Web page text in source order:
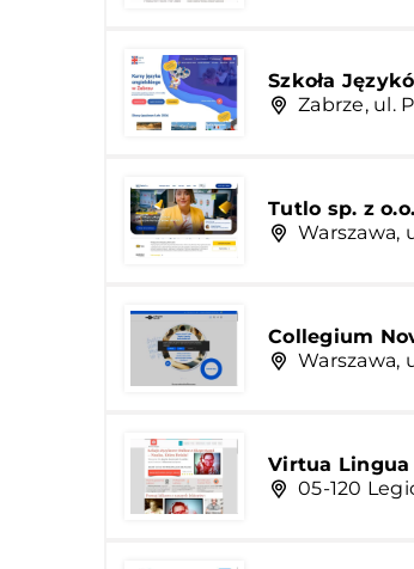
Szkoła
Zabrze, ul.
Tutlo sp. z o.o.
Warszawa,
Collegium
Warszawa,
Virtua Lingua
05-120